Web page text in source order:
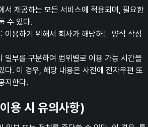
제공하는 모든 서비스에 적용되며, 필요한
수 있다.
용하기 위해서 회사가 해당하는 양식 작성
부를 구분하여 범위별로 이용 가능 시간을
다. 이 경우, 해당 내용은 사전에 전자우편 또
지한다.
용 시 유의사항)